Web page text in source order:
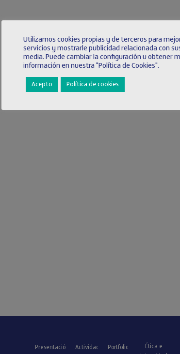
Noruega
EyM Norway, A.S.
Langhusveien, 77 – 1400 Ski
Tel.: +(47) 466 70 401
Presentación Actividad Portfolio
Ética e
Utilizamos cookies propias y de terceros para
servicios y mostrarle publicidad relacionada con
media. Puede cambiar la configuración u obtener
información en nuestra "Política de Cookies".
Acepto Política de cookies